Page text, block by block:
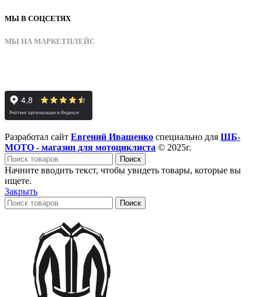
МЫ В СОЦСЕТЯХ
МЫ НА МАРКЕТПЛЕЙС
Разработал сайт Евгений Иващенко специально для ШБ-
МОТО - магазин для мотоциклиста © 2025г.
Поиск
Начните вводить текст, чтобы увидеть товары, которые вы
ищете.
Закрыть
Поиск